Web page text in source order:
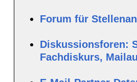
Forum für
Diskussionsforen:
Fachdiskurs,